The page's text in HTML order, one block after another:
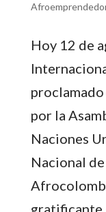
Hoy 12 de
por la
Naciones
Nacional
gratificante